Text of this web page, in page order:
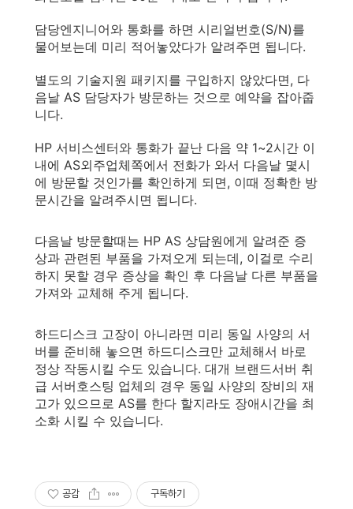
담당엔지니어와 통화를 하면 시리얼번호(S/N)를
물어보는데 미리 적어놓았다가 알려주면 됩니다.
별도의 기술지원 패키지를 구입하지 않았다면, 다
음날 AS 담당자가 방문하는 것으로 예약을 잡아줍
니다.
HP 서비스센터와 통화가 끝난 다음 약 1~2시간 이
내에 AS외주업체쪽에서 전화가 와서 다음날 몇시
에 방문할 것인가를 확인하게 되면, 이때 정확한 방
문시간을 알려주시면 됩니다.
다음날 방문할때는 HP AS 상담원에게 알려준 증
상과 관련된 부품을 가져오게 되는데, 이걸로 수리
하지 못할 경우 증상을 확인 후 다음날 다른 부품을
가져와 교체해 주게 됩니다.
하드디스크 고장이 아니라면 미리 동일 사양의 서
버를 준비해 놓으면 하드디스크만 교체해서 바로
정상 작동시킬 수도 있습니다. 대개 브랜드서버 취
급 서버호스팅 업체의 경우 동일 사양의 장비의 재
고가 있으므로 AS를 한다 할지라도 장애시간을 최
소화 시킬 수 있습니다.
공감 구독하기